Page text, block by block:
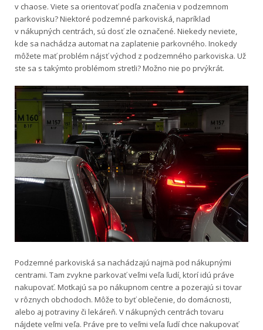
v chaose. Viete sa orientovať podľa značenia v podzemnom
parkovisku? Niektoré podzemné parkoviská, napríklad
v nákupných centrách, sú dosť zle označené. Niekedy neviete,
kde sa nachádza automat na zaplatenie parkovného. Inokedy
môžete mať problém nájsť východ z podzemného parkoviska. Už
ste sa s takýmto problémom stretli? Možno nie po prvýkrát.
Podzemné parkoviská sa nachádzajú najmä pod nákupnými
centrami. Tam zvykne parkovať veľmi veľa ľudí, ktorí idú práve
nakupovať. Motkajú sa po nákupnom centre a pozerajú si tovar
v rôznych obchodoch. Môže to byť oblečenie, do domácnosti,
alebo aj potraviny či lekáreň. V nákupných centrách tovaru
nájdete veľmi veľa. Práve pre to veľmi veľa ľudí chce nakupovať